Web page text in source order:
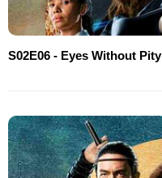
S02E06 - Eyes Without Pity